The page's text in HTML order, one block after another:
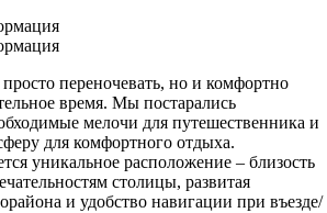
переночевать, но и комфортно
время. Мы постарались
мелочи для путешественника и
для комфортного отдыха.
уникальное расположение – близость
столицы, развитая
и удобство навигации при въезде/